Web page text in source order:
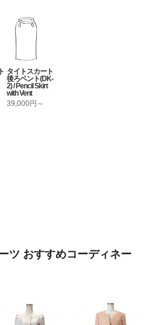
タイトスカート
後ろベント(DK-
2) / Pencil Skirt
with Vent
39,000円～
ツ おすすめコーディネー